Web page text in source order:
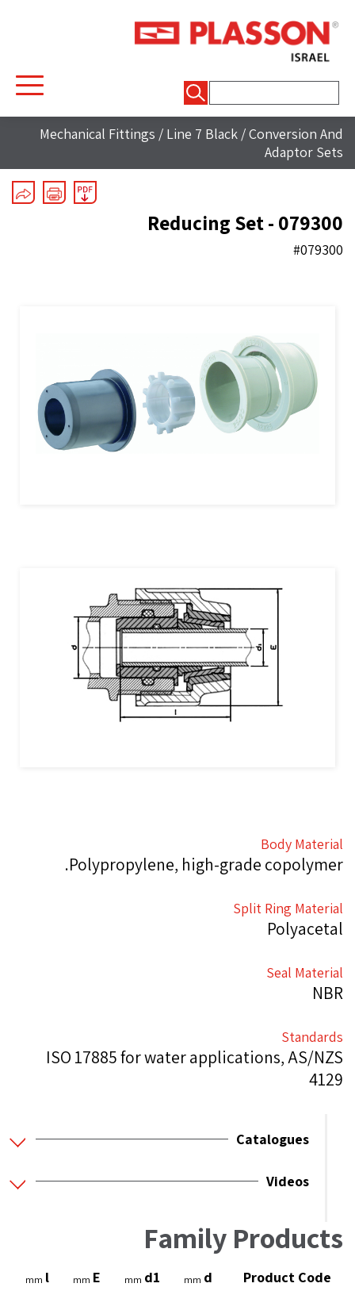
Mechanical Fittings / Line 7 Black /Conversion And
Adaptor Sets
Reducing Set - 079300
#079300
Body Material
Polypropylene, high-grade copolymer.
Split Ring Material
Polyacetal
Seal Material
NBR
Standards
ISO 17885 for water applications, AS/NZS
4129
Catalogues
Videos
Family Products
Product Code
d
mm
d1
mm
E
mm
l
mm